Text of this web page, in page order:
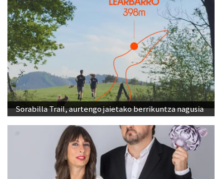
Sorabilla Trail, aurtengo jaietako berrikuntza nagusia